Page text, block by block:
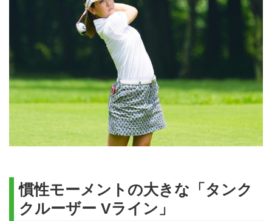
受付
新千歳空港からアクセス抜群のト
ーナメントコース「札幌国際CC
島松コース」と「桂ゴルフ倶楽
部」を回る3日間。2日目の「桂
GC」では、MHD モエ ヘネシー
ディアジオ協賛「グレンモーレン
ジィ オープン」コンペを開催し
ます。プレー後のパーティでは、
スコットランドのシングルモルト
の試飲なども楽しめます。3日目
を追加することも可能。北海道...
慣性モーメントの大きな「タンク
クルーザー Vライン」